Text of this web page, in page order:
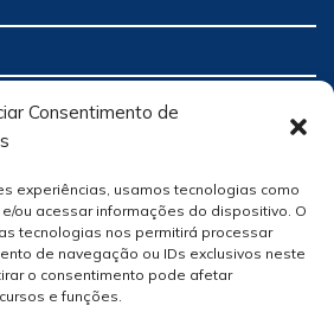
Consentimento de
experiências, usamos tecnologias como
ou acessar informações do dispositivo. O
tecnologias nos permitirá processar
de navegação ou IDs exclusivos neste
o consentimento pode afetar
e funções.